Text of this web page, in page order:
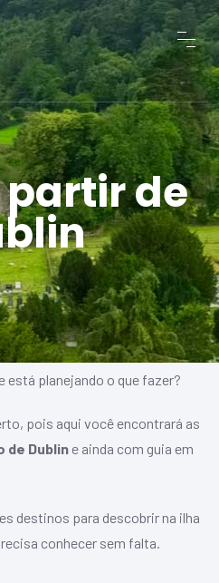
partir de
está planejando o que fazer?
pois aqui você encontrará as
de Dublin e ainda com guia em
destinos para descobrir na ilha
conhecer sem falta.